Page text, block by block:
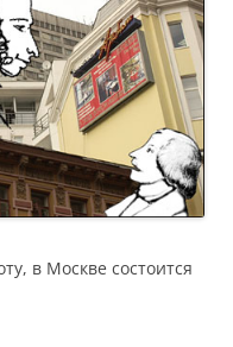
в Москве состоится